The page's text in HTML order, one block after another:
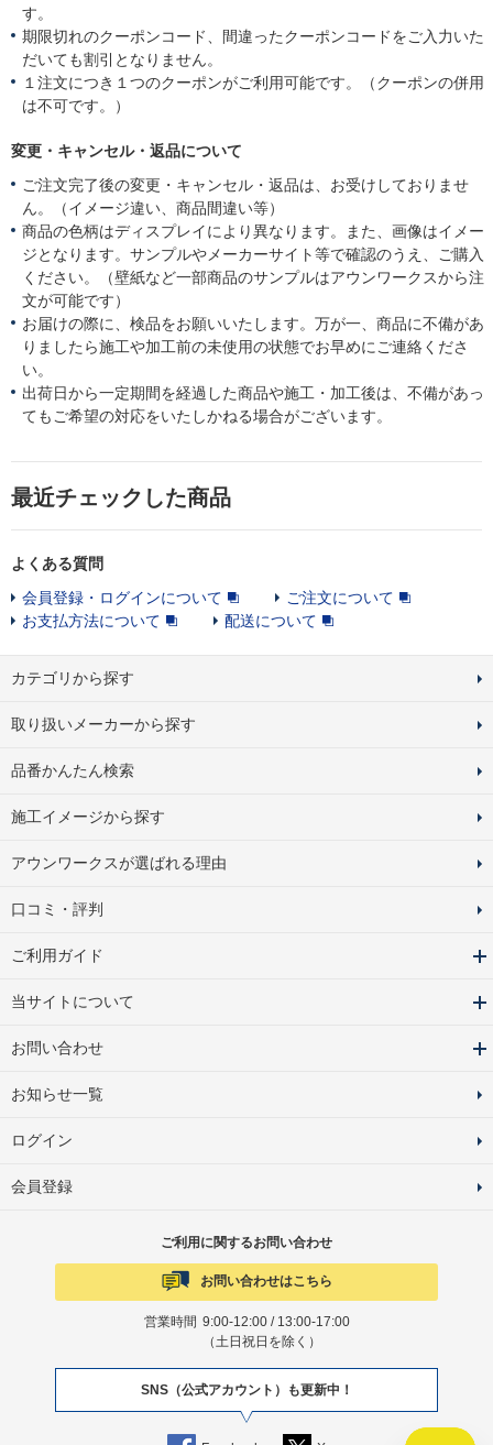
す。
期限切れのクーポンコード、間違ったクーポンコードをご入力いた
だいても割引となりません。
１注文につき１つのクーポンがご利用可能です。（クーポンの併用
は不可です。）
変更・キャンセル・返品について
ご注文完了後の変更・キャンセル・返品は、お受けしておりませ
ん。（イメージ違い、商品間違い等）
商品の色柄はディスプレイにより異なります。また、画像はイメー
ジとなります。サンプルやメーカーサイト等で確認のうえ、ご購入
ください。（壁紙など一部商品のサンプルはアウンワークスから注
文が可能です）
お届けの際に、検品をお願いいたします。万が一、商品に不備があ
りましたら施工や加工前の未使用の状態でお早めにご連絡くださ
い。
出荷日から一定期間を経過した商品や施工・加工後は、不備があっ
てもご希望の対応をいたしかねる場合がございます。
最近チェックした商品
よくある質問
会員登録・ログインについて
ご注文について
お支払方法について
配送について
カテゴリから探す
取り扱いメーカーから探す
品番かんたん検索
施工イメージから探す
アウンワークスが選ばれる理由
口コミ・評判
ご利用ガイド
当サイトについて
お問い合わせ
お知らせ一覧
ログイン
会員登録
ご利用に関するお問い合わせ
お問い合わせはこちら
営業時間 9:00-12:00 / 13:00-17:00
（土日祝日を除く）
SNS（公式アカウント）も更新中！